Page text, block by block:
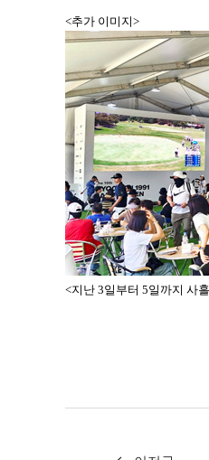
<추가 이미지>
<지난 3일부터 5일까지 사